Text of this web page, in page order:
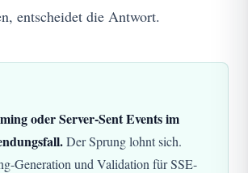
entscheidet die Antwort.
oder Server-Sent Events im
Der Sprung lohnt sich.
Generation und Validation für SSE-